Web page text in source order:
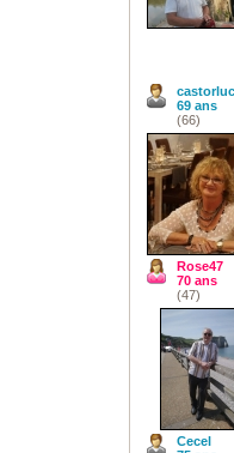
69 ans
(66)
Rose47
70 ans
(47)
Cecel